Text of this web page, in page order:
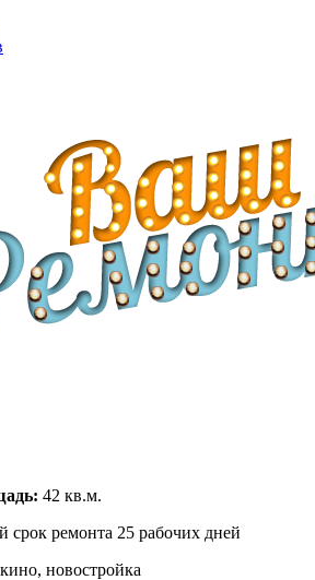
42 кв.м.
срок ремонта 25 рабочих дней
новостройка